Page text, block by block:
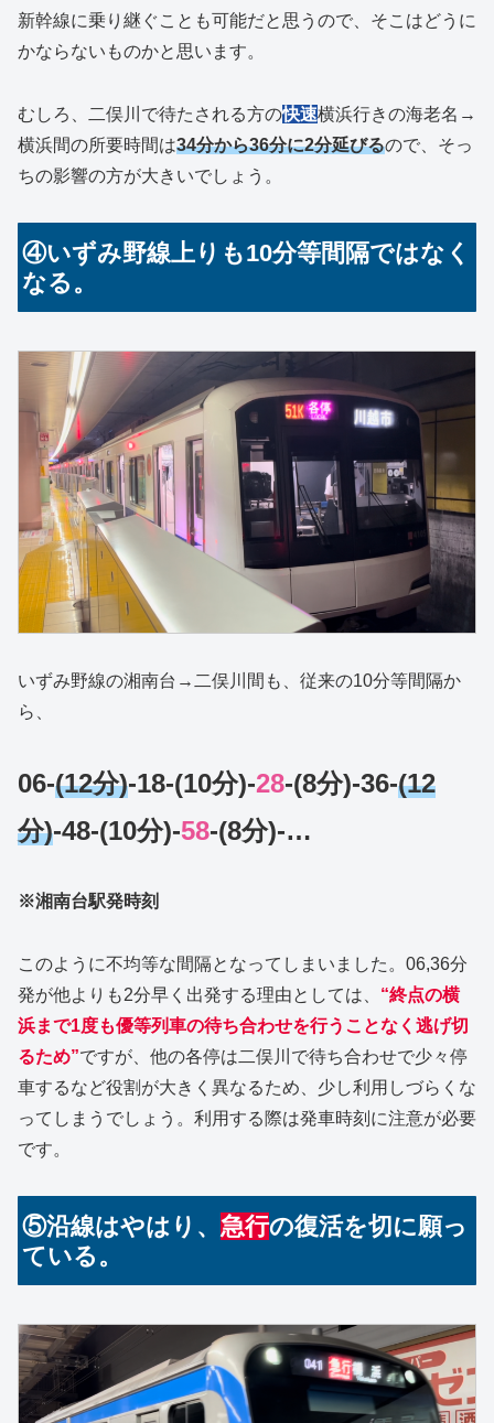
新幹線に乗り継ぐことも可能だと思うので、そこはどうに
かならないものかと思います。
むしろ、二俣川で待たされる方の快速横浜行きの海老名→
横浜間の所要時間は34分から36分に2分延びるので、そっ
ちの影響の方が大きいでしょう。
④いずみ野線上りも10分等間隔ではなく
なる。
いずみ野線の湘南台→二俣川間も、従来の10分等間隔か
ら、
06-(12分)-18-(10分)-28-(8分)-36-(12
分)-48-(10分)-58-(8分)-…
※湘南台駅発時刻
このように不均等な間隔となってしまいました。06,36分
発が他よりも2分早く出発する理由としては、 “終点の横
浜まで1度も優等列車の待ち合わせを行うことなく逃げ切
るため”ですが、他の各停は二俣川で待ち合わせで少々停
車するなど役割が大きく異なるため、少し利用しづらくな
ってしまうでしょう。利用する際は発車時刻に注意が必要
です。
⑤沿線はやはり、急行の復活を切に願っ
ている。